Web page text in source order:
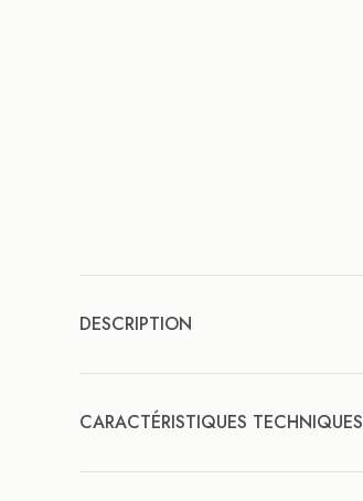
DESCRIPTION
CARACTÉRISTIQUES TECHNIQUES